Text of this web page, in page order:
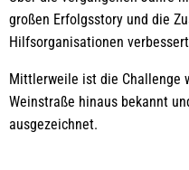
großen Erfolgsstory und die
Hilfsorganisationen
Mittlerweile ist die Challenge
Weinstraße hinaus bekannt
ausgezeichnet.